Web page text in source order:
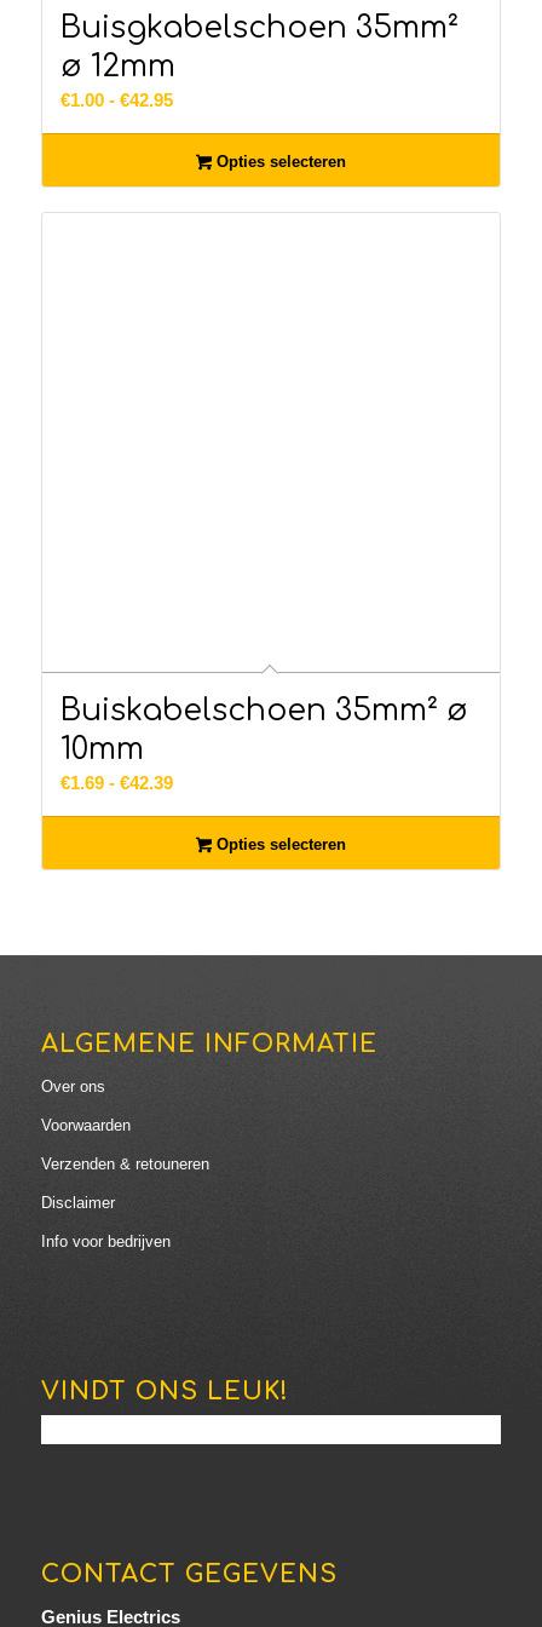
Buisgkabelschoen 35mm²
ø 12mm
€1.00 - €42.95Prijsklasse:
€42.95
Opties selecteren
Buiskabelschoen 35mm² ø
10mm
€1.69 - €42.39Prijsklasse:
€42.39
Opties selecteren
ALGEMENE INFORMATIE
Over ons
Voorwaarden
Verzenden & retouneren
Disclaimer
Info voor bedrijven
VINDT ONS LEUK!
CONTACT GEGEVENS
Genius Electrics